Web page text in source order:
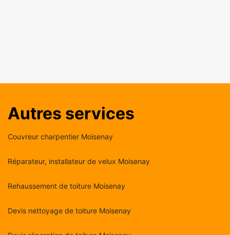
Autres services
Couvreur charpentier Moisenay
Réparateur, installateur de velux Moisenay
Rehaussement de toiture Moisenay
Devis nettoyage de toiture Moisenay